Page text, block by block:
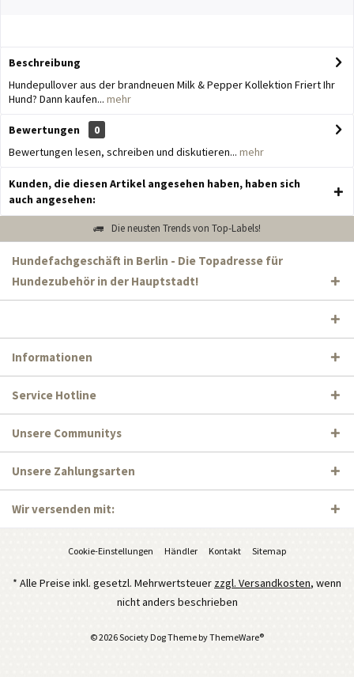
Beschreibung
Hundepullover aus der brandneuen Milk & Pepper Kollektion Friert Ihr
Hund? Dann kaufen... mehr
Bewertungen
0
Bewertungen lesen, schreiben und diskutieren... mehr
Kunden, die diesen Artikel angesehen haben, haben sich
auch angesehen:
Die neusten Trends von Top-Labels!
Hundefachgeschäft in Berlin - Die Topadresse für
Hundezubehör in der Hauptstadt!
Informationen
Service Hotline
Unsere Communitys
Unsere Zahlungsarten
Wir versenden mit:
Cookie-Einstellungen Händler Kontakt Sitemap
* Alle Preise inkl. gesetzl. Mehrwertsteuer zzgl. Versandkosten, wenn
nicht anders beschrieben
© 2026 Society Dog Theme byThemeWare®